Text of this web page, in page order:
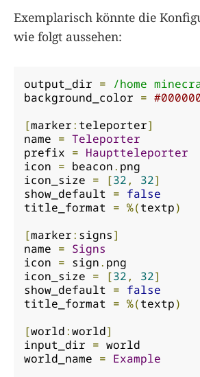
Exemplarisch könnte die
wie folgt aussehen:
output_dir = /home
background_color =
[marker: teleporter]
name = Teleporter
prefix = Hauptteleporter
icon = beacon. png
icon_size = [32 , 32]
show_default = false
title_format = %(textp)
[marker: signs]
name = Signs
icon = sign. png
icon_size = [32 , 32]
show_default = false
title_format = %(textp)
[world:world]
input_dir = world
world_name = Example